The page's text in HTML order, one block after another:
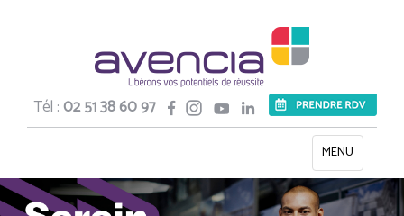
Tél :02 51 38 60 97
Toggle
navigation
MENU